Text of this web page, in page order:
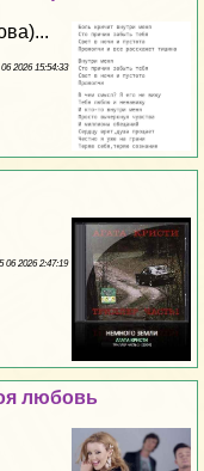
2026 15:54:33
06 2026 2:47:19
любовь